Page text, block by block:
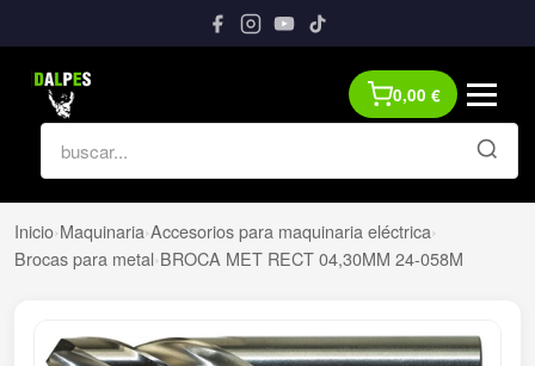
0,00 €
Inicio›Maquinaria›Accesorios para maquinaria eléctrica›
Brocas para metal›BROCA MET RECT 04,30MM 24-058M